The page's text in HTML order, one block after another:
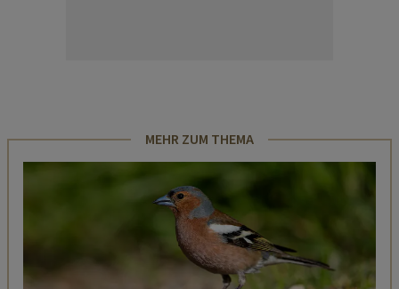
MEHR ZUM THEMA